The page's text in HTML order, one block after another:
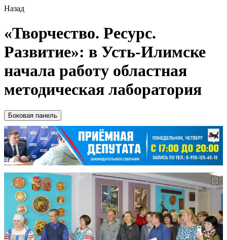
Назад
«Творчество. Ресурс.
Развитие»: в Усть-Илимске
начала работу областная
методическая лаборатория
Боковая панель